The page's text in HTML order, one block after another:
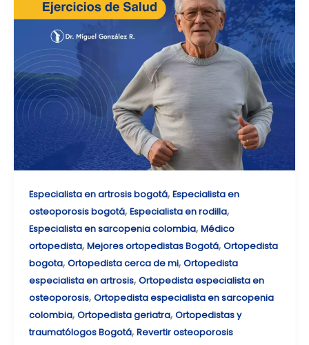
Especialista en artrosis bogotá, Especialista en
osteoporosis bogotá, Especialista en rodilla,
Especialista en sarcopenia colombia, Médico
ortopedista, Mejores ortopedistas Bogotá, Ortopedista
bogota, Ortopedista cerca de mi, Ortopedista
especialista en artrosis, Ortopedista especialista en
osteoporosis, Ortopedista especialista en sarcopenia
colombia, Ortopedista geriatra, Ortopedistas y
traumatólogos Bogotá, Revertir osteoporosis